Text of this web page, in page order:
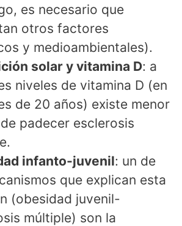
es necesario que
otros factores
y medioambientales).
solar y vitamina D: a
niveles de vitamina D (en
de 20 años) existe menor
padecer esclerosis
infanto-juvenil: un de
que explican esta
(obesidad juvenil-
múltiple) son la